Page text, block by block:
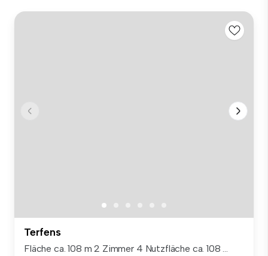
Terfens
Fläche ca. 108 m 2 Zimmer 4 Nutzfläche ca. 108 ...